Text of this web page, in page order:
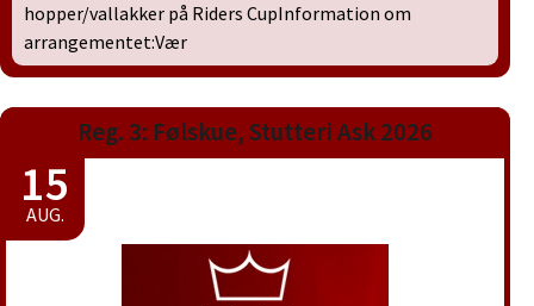
hopper/vallakker på Riders CupInformation om
arrangementet:Vær
Reg. 3: Følskue, Stutteri Ask 2026
15
AUG.